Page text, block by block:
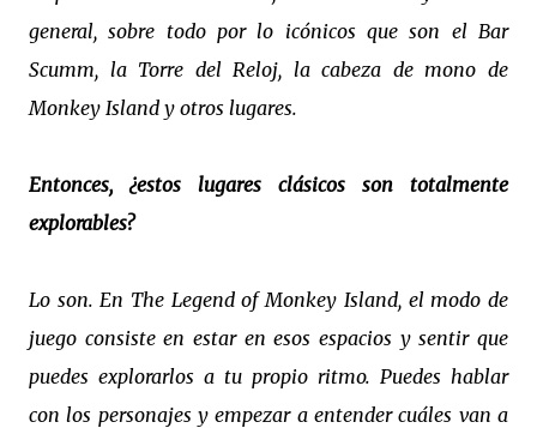
general, sobre todo por lo icónicos que son el Bar
Scumm, la Torre del Reloj, la cabeza de mono de
Monkey Island y otros lugares.
Entonces, ¿estos lugares clásicos son totalmente
explorables?
Lo son. En The Legend of Monkey Island, el modo de
juego consiste en estar en esos espacios y sentir que
puedes explorarlos a tu propio ritmo. Puedes hablar
con los personajes y empezar a entender cuáles van a